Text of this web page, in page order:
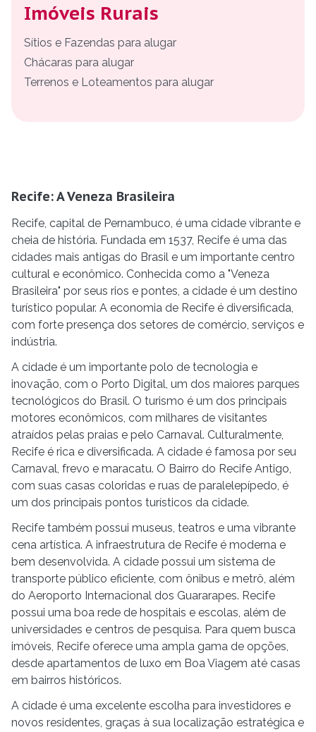
Imóveis Rurais
Sítios e Fazendas para alugar
Chácaras para alugar
Terrenos e Loteamentos para alugar
Recife: A Veneza Brasileira
Recife, capital de Pernambuco, é uma cidade vibrante e
cheia de história. Fundada em 1537, Recife é uma das
cidades mais antigas do Brasil e um importante centro
cultural e econômico. Conhecida como a "Veneza
Brasileira" por seus rios e pontes, a cidade é um destino
turístico popular. A economia de Recife é diversificada,
com forte presença dos setores de comércio, serviços e
indústria.
A cidade é um importante polo de tecnologia e
inovação, com o Porto Digital, um dos maiores parques
tecnológicos do Brasil. O turismo é um dos principais
motores econômicos, com milhares de visitantes
atraídos pelas praias e pelo Carnaval. Culturalmente,
Recife é rica e diversificada. A cidade é famosa por seu
Carnaval, frevo e maracatu. O Bairro do Recife Antigo,
com suas casas coloridas e ruas de paralelepípedo, é
um dos principais pontos turísticos da cidade.
Recife também possui museus, teatros e uma vibrante
cena artística. A infraestrutura de Recife é moderna e
bem desenvolvida. A cidade possui um sistema de
transporte público eficiente, com ônibus e metrô, além
do Aeroporto Internacional dos Guararapes. Recife
possui uma boa rede de hospitais e escolas, além de
universidades e centros de pesquisa. Para quem busca
imóveis, Recife oferece uma ampla gama de opções,
desde apartamentos de luxo em Boa Viagem até casas
em bairros históricos.
A cidade é uma excelente escolha para investidores e
novos residentes, graças à sua localização estratégica e